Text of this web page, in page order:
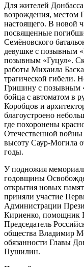
Для жителей
возрождения, местом
настоящего. В новой
посвященные
Семёновского
девушке с позывным
позывным «Гуцул».
работы Михаила
трагической гибели.
Гришину с позывным
бойца с автоматом в
Коробцов и
благоустроено
где похоронены
Отечественной
высоту Саур-Могила
годы.
У подножия
годовщины
открытия новых
приняли участие
Администрации
Кириенко, помощник
Председатель
общества Владимир
обязанности Главы
Пушилин.